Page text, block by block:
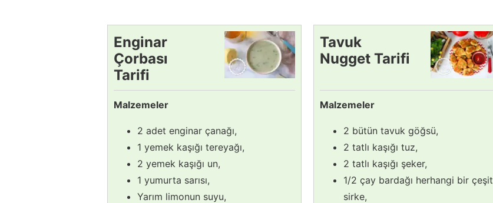
Enginar
Çorbası
Tarifi
Malzemeler
2 adet enginar çanağı,
1 yemek kaşığı tereyağı,
2 yemek kaşığı un,
1 yumurta sarısı,
Yarım limonun suyu,
Tavuk
Nugget Tarifi
Malzemeler
2 bütün tavuk göğsü,
2 tatlı kaşığı tuz,
2 tatlı kaşığı şeker,
1/2 çay bardağı herhangi bir çeşit
sirke,